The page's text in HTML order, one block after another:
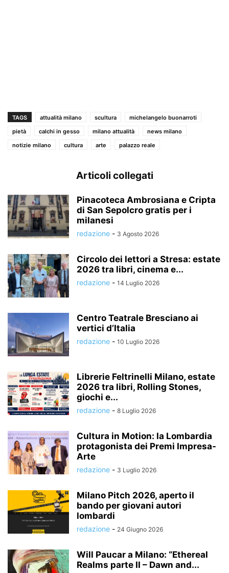
TAGS attualità milano scultura
michelangelo buonarroti
pietà
calchi in gesso milano attualità
news milano
notizie milano
cultura arte palazzo reale
Articoli collegati
Pinacoteca Ambrosiana e Cripta
di San Sepolcro gratis per i
milanesi
redazione - 3 Agosto 2026
Circolo dei lettori a Stresa: estate
2026 tra libri, cinema e...
redazione - 14 Luglio 2026
Centro Teatrale Bresciano ai
vertici d’Italia
redazione - 10 Luglio 2026
Librerie Feltrinelli Milano, estate
2026 tra libri, Rolling Stones,
giochi e...
redazione - 8 Luglio 2026
Cultura in Motion: la Lombardia
protagonista dei Premi Impresa-
Arte
redazione - 3 Luglio 2026
Milano Pitch 2026, aperto il
bando per giovani autori
lombardi
redazione - 24 Giugno 2026
Will Paucar a Milano: “Ethereal
Realms parte II – Dawn and...